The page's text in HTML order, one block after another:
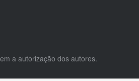
a autorização dos autores.